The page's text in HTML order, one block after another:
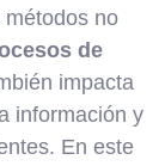
no
de
impacta
información y
En este